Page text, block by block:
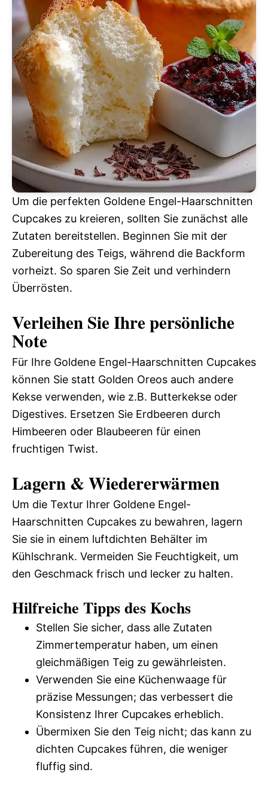
Um die perfekten Goldene Engel-Haarschnitten
Cupcakes zu kreieren, sollten Sie zunächst alle
Zutaten bereitstellen. Beginnen Sie mit der
Zubereitung des Teigs, während die Backform
vorheizt. So sparen Sie Zeit und verhindern
Überrösten.
Verleihen Sie Ihre persönliche
Note
Für Ihre Goldene Engel-Haarschnitten Cupcakes
können Sie statt Golden Oreos auch andere
Kekse verwenden, wie z.B. Butterkekse oder
Digestives. Ersetzen Sie Erdbeeren durch
Himbeeren oder Blaubeeren für einen
fruchtigen Twist.
Lagern & Wiedererwärmen
Um die Textur Ihrer Goldene Engel-
Haarschnitten Cupcakes zu bewahren, lagern
Sie sie in einem luftdichten Behälter im
Kühlschrank. Vermeiden Sie Feuchtigkeit, um
den Geschmack frisch und lecker zu halten.
Hilfreiche Tipps des Kochs
Stellen Sie sicher, dass alle Zutaten
Zimmertemperatur haben, um einen
gleichmäßigen Teig zu gewährleisten.
Verwenden Sie eine Küchenwaage für
präzise Messungen; das verbessert die
Konsistenz Ihrer Cupcakes erheblich.
Übermixen Sie den Teig nicht; das kann zu
dichten Cupcakes führen, die weniger
fluffig sind.